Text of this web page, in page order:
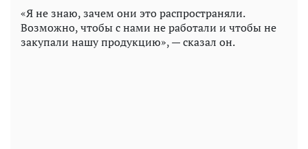
«Я не знаю, зачем они это распространяли.
Возможно, чтобы с нами не работали и чтобы не
закупали нашу продукцию», — сказал он.